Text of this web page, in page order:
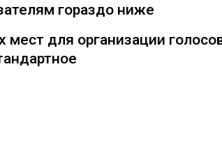
гораздо ниже
для организации